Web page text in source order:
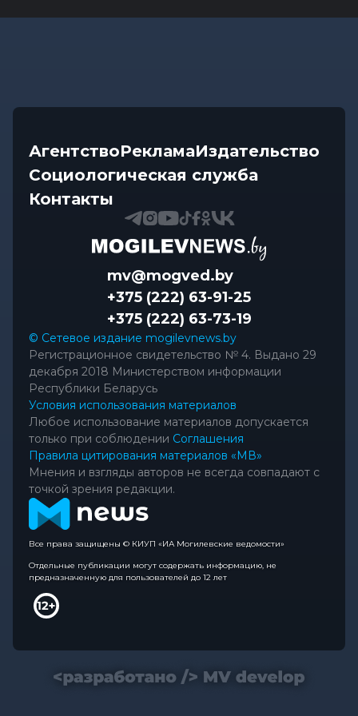
АгентствоРекламаИздательство
Социологическая служба
Контакты
mv@mogved.by
+375 (222) 63-91-25
+375 (222) 63-73-19
© Сетевое издание mogilevnews.by
Регистрационное свидетельство № 4. Выдано 29
декабря 2018 Министерством информации
Республики Беларусь
Условия использования материалов
Любое использование материалов допускается
только при соблюдении Соглашения
Правила цитирования материалов «МВ»
Мнения и взгляды авторов не всегда совпадают с
точкой зрения редакции.
Все права защищены © КИУП «ИА Могилевские ведомости»
Отдельные публикации могут содержать информацию, не
предназначенную для пользователей до 12 лет